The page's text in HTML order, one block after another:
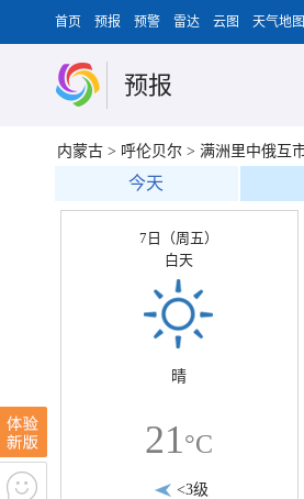
首页 预报 预警 雷达 云图 天气地图
预报
内蒙古 > 呼伦贝尔 > 满洲里中俄互
今天
7日（周五）
白天
晴
21°C
<3级